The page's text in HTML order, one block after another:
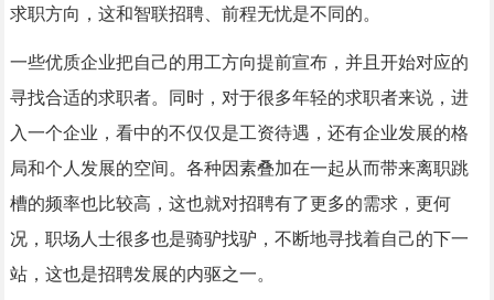
求职方向，这和智联招聘、前程无忧是不同的。
一些优质企业把自己的用工方向提前宣布，并且开始对应的
寻找合适的求职者。同时，对于很多年轻的求职者来说，进
入一个企业，看中的不仅仅是工资待遇，还有企业发展的格
局和个人发展的空间。各种因素叠加在一起从而带来离职跳
槽的频率也比较高，这也就对招聘有了更多的需求，更何
况，职场人士很多也是骑驴找驴，不断地寻找着自己的下一
站，这也是招聘发展的内驱之一。